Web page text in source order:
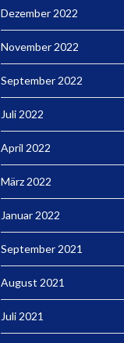
Dezember 2022
November 2022
September 2022
Juli 2022
April 2022
März 2022
Januar 2022
September 2021
August 2021
Juli 2021